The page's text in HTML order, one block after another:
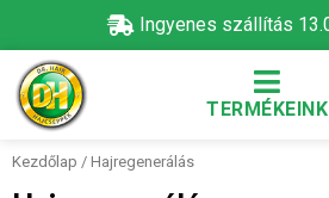
content
Ingyenes szállítás
TERMÉKEINK
Kezdőlap / Hajregenerálás